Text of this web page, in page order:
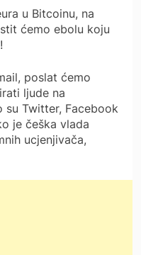
u Bitcoinu, na
ćemo ebolu koju
poslat ćemo
ljude na
su Twitter, Facebook
je češka vlada
ucjenjivača,